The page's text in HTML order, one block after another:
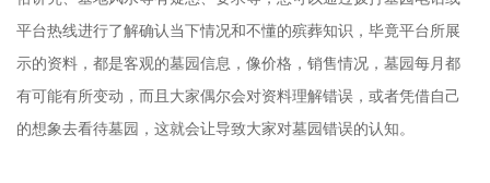
平台热线进行了解确认当下情况和不懂的殡葬知识，毕竟平台所展
示的资料，都是客观的墓园信息，像价格，销售情况，墓园每月都
有可能有所变动，而且大家偶尔会对资料理解错误，或者凭借自己
的想象去看待墓园，这就会让导致大家对墓园错误的认知。